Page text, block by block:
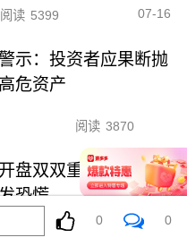
阅读 5399 07-16
示：投资者应果断抛
危资产
阅读 3870
盘双双重挫，多重利
恐慌
0 0